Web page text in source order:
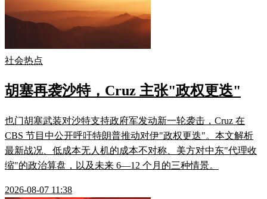
社会热点
胡塞再袭沙特，Cruz 主张"政权更迭"
也门胡塞武装对沙特支持政府军发动新一轮袭击，Cruz 在
CBS 节目中公开呼吁特朗普推动对伊"政权更迭"。本文解析
最新战况、低成本无人机的成本不对称、美方对中东"代理收
缩"的政治算盘，以及未来 6—12 个月的三种情景。
2026-08-07 11:38